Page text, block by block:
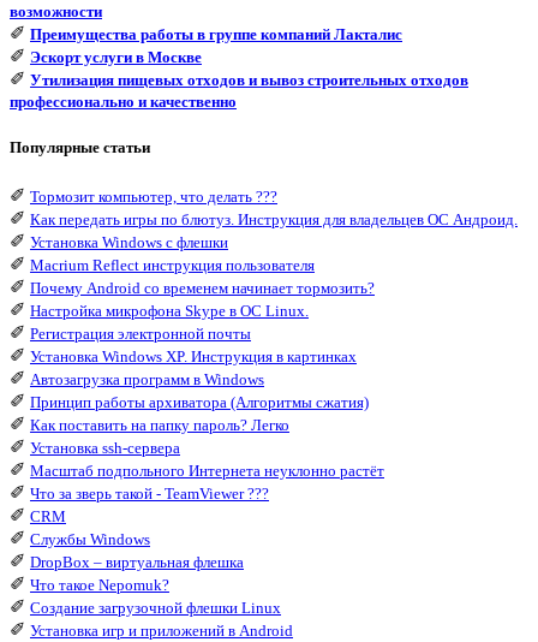
возможности
✐ Преимущества работы в группе компаний Лакталис
✐ Эскорт услуги в Москве
✐ Утилизация пищевых отходов и вывоз строительных отходов
профессионально и качественно
Популярные статьи
✐ Тормозит компьютер, что делать ???
✐ Как передать игры по блютуз. Инструкция для владельцев ОС Андроид.
✐ Установка Windows с флешки
✐ Macrium Reflect инструкция пользователя
✐ Почему Android со временем начинает тормозить?
✐ Настройка микрофона Skype в ОС Linux.
✐ Регистрация электронной почты
✐ Установка Windows XP. Инструкция в картинках
✐ Автозагрузка программ в Windows
✐ Принцип работы архиватора (Алгоритмы сжатия)
✐ Как поставить на папку пароль? Легко
✐ Установка ssh-сервера
✐ Масштаб подпольного Интернета неуклонно растёт
✐ Что за зверь такой - TeamViewer ???
✐ CRM
✐ Службы Windows
✐ DropBox – виртуальная флешка
✐ Что такое Nepomuk?
✐ Создание загрузочной флешки Linux
✐ Установка игр и приложений в Android